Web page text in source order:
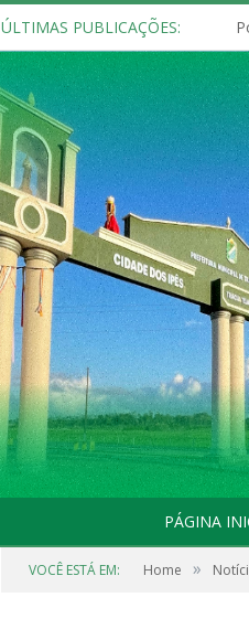
ÚLTIMAS PUBLICAÇÕES:
PÁGINA
VOCÊ ESTÁ EM: Home »